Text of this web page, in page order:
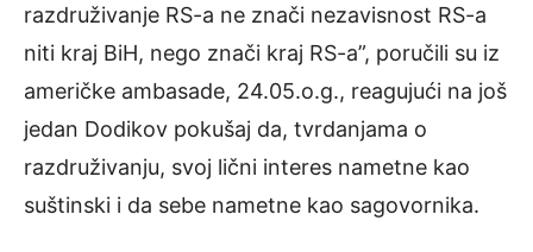
razdruživanje RS-a ne znači nezavisnost RS-a
niti kraj BiH, nego znači kraj RS-a”, poručili su iz
američke ambasade, 24.05.o.g., reagujući na još
jedan Dodikov pokušaj da, tvrdanjama o
razdruživanju, svoj lični interes nametne kao
suštinski i da sebe nametne kao sagovornika.